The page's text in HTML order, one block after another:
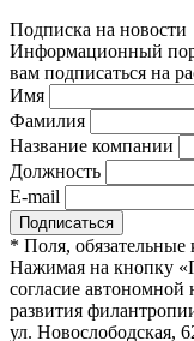
Подписка на новости
Информационный
вам подписаться на
Имя
Фамилия
Название компании
Должность
E-mail
* Поля,
Нажимая на кнопку
согласие
развития
ул. Новослободская,